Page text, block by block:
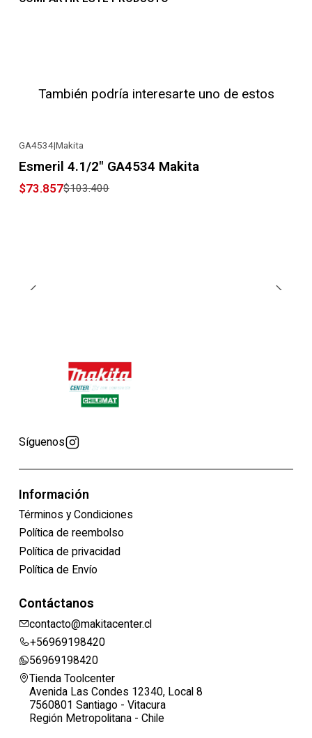
También podría interesarte uno de estos
GA4534|Makita
Esmeril 4.1/2" GA4534 Makita
$73.857$103.400
Síguenos
Información
Términos y Condiciones
Política de reembolso
Política de privacidad
Política de Envío
Contáctanos
contacto@makitacenter.cl
+56969198420
56969198420
Tienda Toolcenter
Avenida Las Condes 12340, Local 8
7560801 Santiago - Vitacura
Región Metropolitana - Chile